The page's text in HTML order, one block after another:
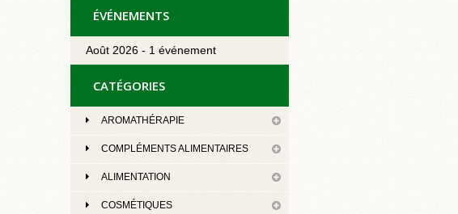
ÉVÉNEMENTS
Août 2026 - 1 événement
CATÉGORIES
AROMATHÉRAPIE
COMPLÉMENTS ALIMENTAIRES
ALIMENTATION
COSMÉTIQUES